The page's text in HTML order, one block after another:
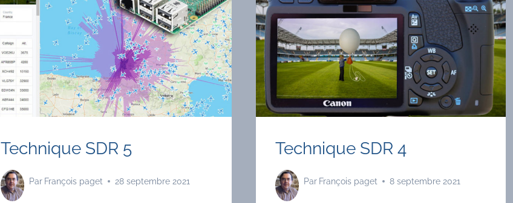
Technique SDR 5
Par François paget 28 septembre 2021
Technique SDR 4
Par François paget 8 septembre 2021